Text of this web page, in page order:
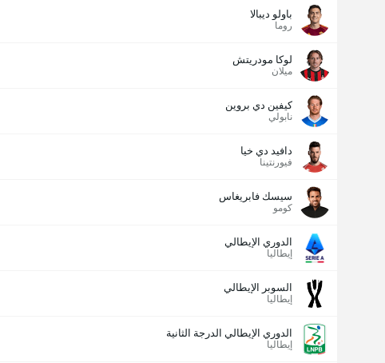
باولو ديبالا
روما
لوكا مودريتش
ميلان
كيفين دي بروين
نابولي
دافيد دي خيا
فيورنتينا
سيسك فابريغاس
كومو
الدوري الإيطالي
إيطاليا
السوبر الإيطالي
إيطاليا
الدوري الإيطالي الدرجة الثانية
إيطاليا